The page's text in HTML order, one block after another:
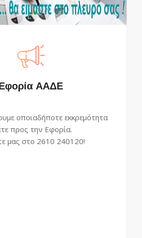
ΑΑΔΕ
οποιαδήποτε εκκρεμότητα
προς την Εφορία.
μας στο 2610 240120!